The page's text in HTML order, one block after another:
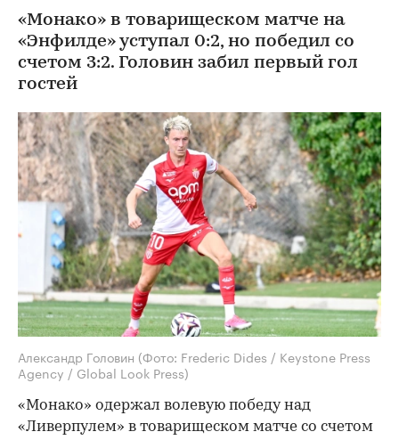
«Монако» в товарищеском матче на
«Энфилде» уступал 0:2, но победил со
счетом 3:2. Головин забил первый гол
гостей
Александр Головин (Фото: Frederic Dides / Keystone Press
Agency / Global Look Press)
«Монако» одержал волевую победу над
«Ливерпулем» в товарищеском матче со счетом